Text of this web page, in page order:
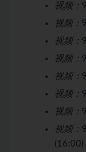
视频：
视频：
视频：
视频：
视频：
视频：
视频：
视频：
(16:00)